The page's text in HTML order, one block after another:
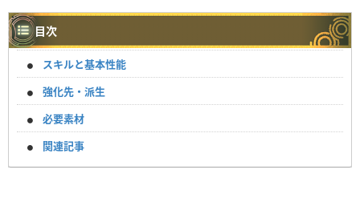
目次
スキルと基本性能
強化先・派生
必要素材
関連記事